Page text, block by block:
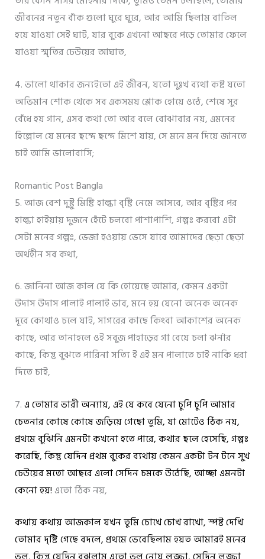
জীবনের নতুন বাঁক গুলো ঘুরে ঘুরে, আর আমি ছিলাম বাতিল
হয়ে যাওয়া সেই ঘাট, যার বুকে এখনো আছরে পড়ে তোমার ফেলে
যাওয়া স্মৃতির ঢেউয়ের আঘাত,
4. ভালো থাকার জন্যইতো এই জীবন, যতো দুঃখ ব্যথা কষ্ট যতো
অভিমান শোক থেকে সব একসময় শ্লোক হোয়ে ওঠে, শেষে সুর
বেঁধে হয় গান, এসব কথা তো আর বলে বোঝাবার নয়, এমনের
হিল্লোল যে মনের ছন্দে ছন্দে মিশে যায়, সে মনে মন দিয়ে জানতে
চাই আমি ভালোবাসি;
Romantic Post Bangla
5. আজ বেশ দুষ্টু মিষ্টি হাল্কা বৃষ্টি নেমে আসবে, আর বৃষ্টির পর
হাল্কা হাইয়ায় দুজনে হেঁটে চলবো পাশাপাশি, গল্পঃ করবো এটা
সেটা মনের গল্পঃ, ভেজা হওয়ায় ভেসে যাবে আমাদের ছেড়া ছেড়া
অর্থহীন সব কথা,
6. জানিনা আজ কাল যে কি হোয়েছে আমার, কেমন একটা
উদাস উদাস পালাই পালাই ভাব, মনে হয় যেনো অনেক অনেক
দূরে কোথাও চলে যাই, সাগরের কাছে কিংবা আকাশের অনেক
কাছে, আর তানাহলে ওই সবুজ পাহাড়ের গা বেয়ে চলা ঝর্নার
কাছে, কিন্তু বুঝতে পারিনা সত্যি ই এই মন পালাতে চাই নাকি ধরা
দিতে চাই,
7.এ তোমার ভারী অন্যায়, এই যে কবে যেনো চুপি চুপি আমার
চেতনার কোষে কোষে জড়িয়ে গেছো তুমি, যা মোটেও ঠিক নয়,
প্রথমে বুঝিনি এমনটা কখনো হতে পারে, কথার ছলে হেসেছি, গল্পঃ
করেছি, কিন্তু যেদিন প্রথম বুকের ব্যথায় কেমন একটা টন টনে সুখ
ঢেউয়ের মতো আছরে এলো সেদিন চমকে উঠেছি, আচ্ছা এমনটা
কেনো হয়! এতো ঠিক নয়,
কথায় কথায় আজকাল যখন তুমি চোখে চোখ রাখো, স্পষ্ট দেখি
তোমার দৃষ্টি গেছে বদলে, প্রথমে ভেবেছিলাম হয়ত আমারই মনের